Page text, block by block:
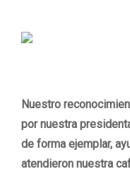
Nuestro
por nuestra
de forma ejemplar,
atendieron nuestra